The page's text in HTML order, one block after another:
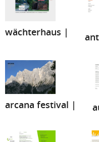
wächterhaus |
arcana festival |